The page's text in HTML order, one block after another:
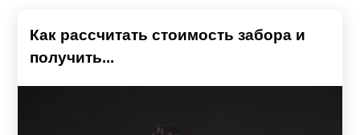
Как рассчитать стоимость забора и
получить...